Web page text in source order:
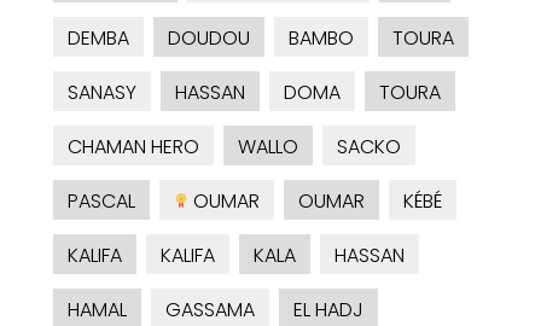
DEMBA
DOUDOU BAMBO
TOURA
SANASY
HASSAN DOMA
TOURA
CHAMAN HERO
WALLO
SACKO
PASCAL
OUMAR OUMAR
KÉBÉ
KALIFA
KALIFA KALA
HASSAN
HAMAL
GASSAMA EL HADJ